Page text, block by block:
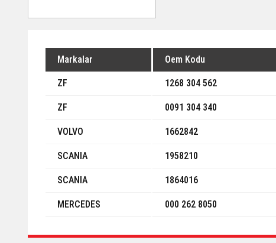
Markalar Oem Kodu
ZF 1268 304 562
ZF 0091 304 340
VOLVO 1662842
SCANIA 1958210
SCANIA 1864016
MERCEDES 000 262 8050